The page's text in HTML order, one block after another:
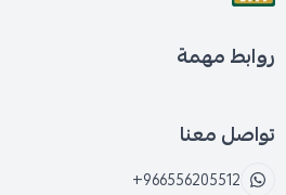
روابط مهمة
تواصل معنا
+966556205512